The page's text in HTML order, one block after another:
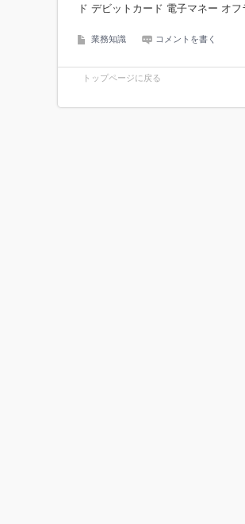
ド デビットカード 電子マネー オ
業務知識 コメントを書く
トップページに戻る